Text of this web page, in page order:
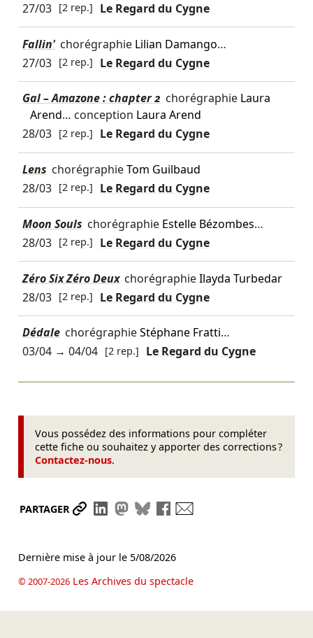
27/03 [2 rep.] Le Regard du Cygne
Fallin' chorégraphie Lilian Damango…
27/03 [2 rep.] Le Regard du Cygne
Gal – Amazone : chapter 2 chorégraphie Laura
Arend… conception Laura Arend
28/03 [2 rep.] Le Regard du Cygne
Lens chorégraphieTom Guilbaud
28/03 [2 rep.] Le Regard du Cygne
Moon Souls chorégraphie Estelle Bézombes…
28/03 [2 rep.] Le Regard du Cygne
Zéro Six Zéro Deux chorégraphieIlayda Turbedar
28/03 [2 rep.] Le Regard du Cygne
Dédale chorégraphieStéphane Fratti…
03/04→ 04/04 [2 rep.] Le Regard du Cygne
Vous possédez des informations pour compléter
cette fiche ou souhaitez y apporter des corrections ?
Contactez-nous.
PARTAGER Partager le lien
Partager sur LinkedIn
Partager sur Mastodon
Partager sur Bluesky
Partager sur Facebook
Dernière mise à jour le 5/08/2026
© 2007-2026Les Archives du spectacle